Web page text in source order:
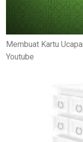
Membuat Kartu
Youtube